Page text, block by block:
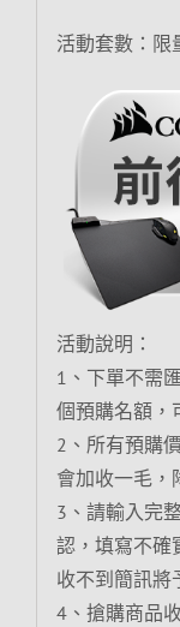
活動套數：限
活動說明：
1、下單不需
個預購名額，
2、所有預購
會加收一毛，
3、請輸入完
認，填寫不確
收不到簡訊將
4、搶購商品